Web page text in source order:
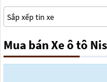
Mua bán Xe ô tô